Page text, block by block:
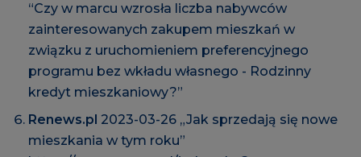
“Czy w marcu wzrosła liczba nabywców
zainteresowanych zakupem mieszkań w
związku z uruchomieniem preferencyjnego
programu bez wkładu własnego - Rodzinny
kredyt mieszkaniowy?”
Renews.pl 2023-03-26 „Jak sprzedają się nowe
mieszkania w tym roku”